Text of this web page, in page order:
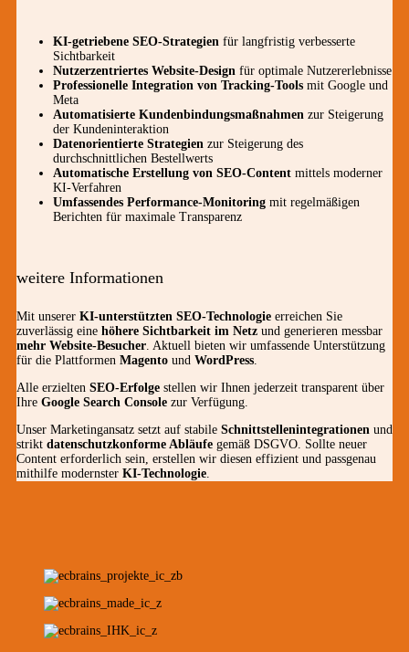
KI-getriebene SEO-Strategien für langfristig verbesserte
Sichtbarkeit
Nutzerzentriertes Website-Design für optimale Nutzererlebnisse
Professionelle Integration von Tracking-Tools mit Google und
Meta
Automatisierte Kundenbindungsmaßnahmen zur Steigerung
der Kundeninteraktion
Datenorientierte Strategien zur Steigerung des
durchschnittlichen Bestellwerts
Automatische Erstellung von SEO-Content mittels moderner
KI-Verfahren
Umfassendes Performance-Monitoring mit regelmäßigen
Berichten für maximale Transparenz
weitere Informationen
Mit unserer KI-unterstützten SEO-Technologie erreichen Sie
zuverlässig eine höhere Sichtbarkeit im Netz und generieren messbar
mehr Website-Besucher. Aktuell bieten wir umfassende Unterstützung
für die Plattformen Magento und WordPress.
Alle erzielten SEO-Erfolge stellen wir Ihnen jederzeit transparent über
Ihre Google Search Console zur Verfügung.
Unser Marketingansatz setzt auf stabile Schnittstellenintegrationen und
strikt datenschutzkonforme Abläufe gemäß DSGVO. Sollte neuer
Content erforderlich sein, erstellen wir diesen effizient und passgenau
mithilfe modernster KI-Technologie.